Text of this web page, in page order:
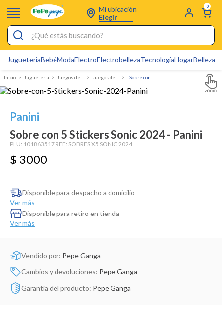
Mi ubicación
Elegir
0
¿Qué estás buscando?
JugueteriaBebéModaElectroElectrobellezaTecnologíaHogarBelleza
Jugueteria juegos de mesa Juegos de Familia
Panini
Sobre con 5 Stickers Sonic 2024 - Panini
PLU: 101863517 REF: SOBRES X5 SONIC 2024
$ 3000
Disponible para despacho a domicilio
Ver más
Disponible para retiro en tienda
Ver más
Vendido por: Pepe Ganga
Cambios y devoluciones: Pepe Ganga
Garantía del producto: Pepe Ganga
Figuras Toy Story
Carters
Silla Mecedora Bebé
Cuna Colecho
Cartas Pokemon
Dinosaurio Juguete